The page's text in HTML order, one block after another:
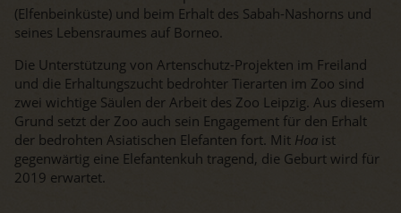
(Elfenbeinküste) und beim Erhalt des Sabah-Nashorns und
seines Lebensraumes auf Borneo.
Die Unterstützung von Artenschutz-Projekten im Freiland
und die Erhaltungszucht bedrohter Tierarten im Zoo sind
zwei wichtige Säulen der Arbeit des Zoo Leipzig. Aus diesem
Grund setzt der Zoo auch sein Engagement für den Erhalt
der bedrohten Asiatischen Elefanten fort. Mit Hoa ist
gegenwärtig eine Elefantenkuh tragend, die Geburt wird für
2019 erwartet.